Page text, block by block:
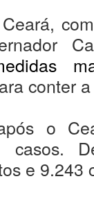
conter
o
casos.
e 9.243